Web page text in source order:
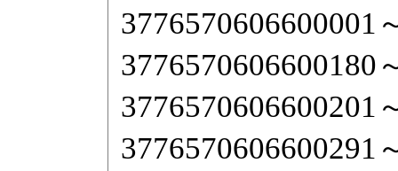
3776570606600001
3776570606600180
3776570606600201
3776570606600291